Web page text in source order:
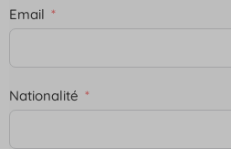
Email
Nationalité